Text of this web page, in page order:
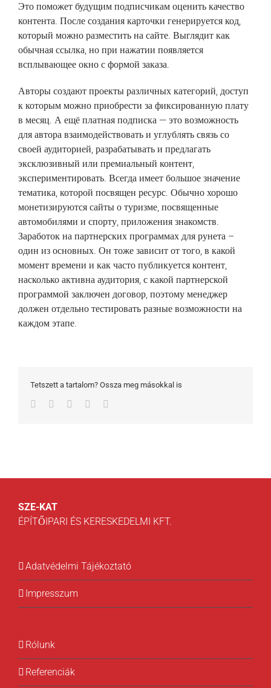
Это поможет будущим подписчикам оценить качество
контента. После создания карточки генерируется код,
который можно разместить на сайте. Выглядит как
обычная ссылка, но при нажатии появляется
всплывающее окно с формой заказа.
Авторы создают проекты различных категорий, доступ
к которым можно приобрести за фиксированную плату
в месяц. А ещё платная подписка — это возможность
для автора взаимодействовать и углублять связь со
своей аудиторией, разрабатывать и предлагать
эксклюзивный или премиальный контент,
экспериментировать. Всегда имеет большое значение
тематика, которой посвящен ресурс. Обычно хорошо
монетизируются сайты о туризме, посвященные
автомобилями и спорту, приложения знакомств.
Заработок на партнерских программах для рунета –
один из основных. Он тоже зависит от того, в какой
момент времени и как часто публикуется контент,
насколько активна аудитория, с какой партнерской
программой заключен договор, поэтому менеджер
должен отдельно тестировать разные возможности на
каждом этапе.
Tetszett a tartalom? Ossza meg másokkal is
Facebook
TwitterLinkedInWhatsapp
SZE-KAT
ÉPÍTŐIPARI ÉS KERESKEDELMI KFT.
Adatvédelmi Tájékoztató
Impresszum
Rólunk
Referenciák